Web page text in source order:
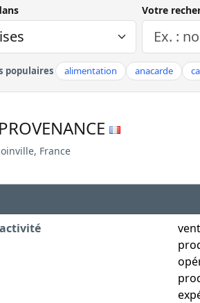
Votre
populaires alimentation anacarde
PROVENANCE
France